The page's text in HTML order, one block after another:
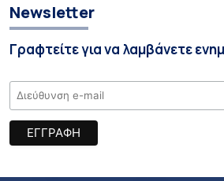
Newsletter
Γραφτείτε για να λαμβάνετε